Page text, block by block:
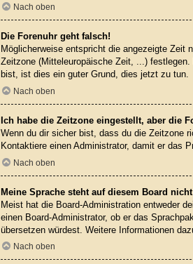
Nach oben
Die Forenuhr geht falsch!
Möglicherweise entspricht die angezeigte Zeit
Zeitzone (Mitteleuropäische Zeit, ...)
bist, ist dies ein guter Grund, dies jetzt zu tun.
Nach oben
Ich habe die Zeitzone eingestellt, aber die
Wenn du dir sicher bist, dass du die Zeitzone
Kontaktiere einen Administrator, damit er das
Nach oben
Meine Sprache steht auf diesem Board
Meist hat die Board-Administration entweder
einen Board-Administrator, ob er das
übersetzen würdest. Weitere Informationen
Nach oben